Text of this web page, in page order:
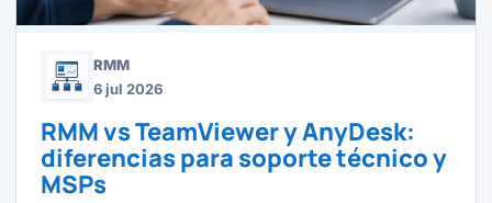
RMM
6 jul 2026
RMM vs TeamViewer y AnyDesk:
diferencias para soporte técnico y
MSPs